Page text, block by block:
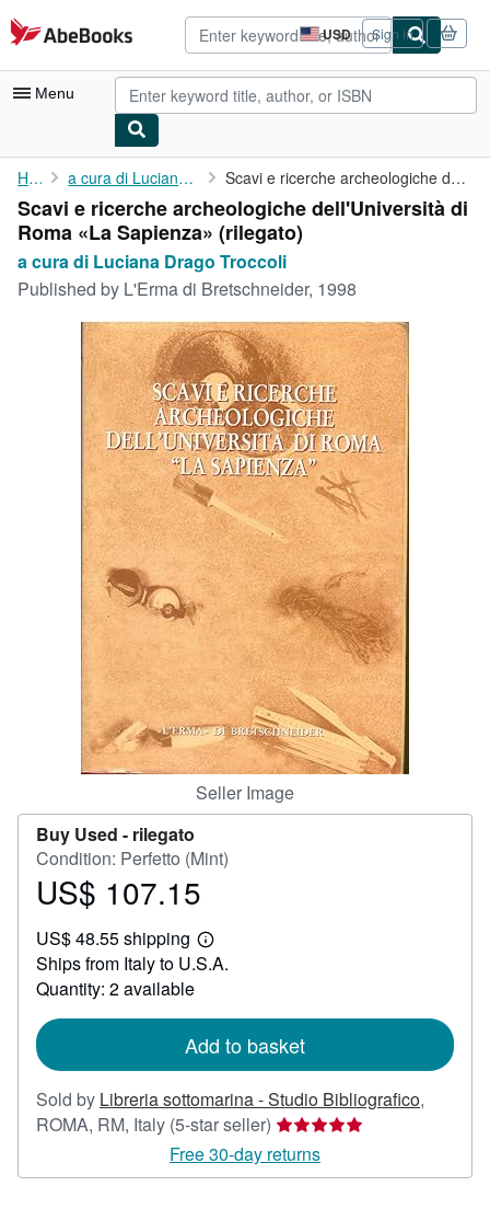
Skip to main content
AbeBooks.com USD
Site
shopping
preferences
Sign in
Menu
My Account
My Purchases
Advanced Search
Browse Collections
Rare Books
Art & Collectibles
Start Selling
CLOSE
Home a cura di Luciana Drago Troccoli Scavi e ricerche archeologiche dell'Università di Roma «La ...
Scavi e ricerche archeologiche dell'Università di
Roma «La Sapienza» (rilegato)
a cura di Luciana Drago Troccoli
Published by L'Erma di Bretschneider, 1998
Seller Image
Buy Used - rilegato
Condition: Perfetto (Mint)
Price
107.15
US$ 107.15
US$ 48.55 shipping
Learn
more
Ships from Italy to U.S.A.
Quantity: 2 available
Add to basket
Sold by Libreria sottomarina - Studio Bibliografico,
ROMA, RM, Italy (5-star seller) Seller
rating
5
Free 30-day returns